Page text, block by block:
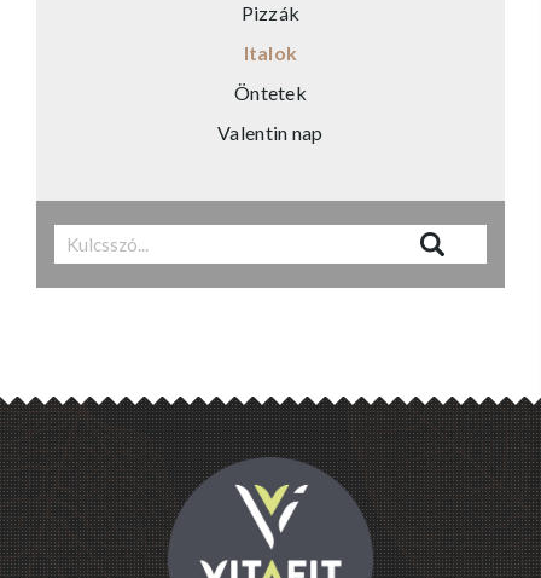
Pizzák
Italok
Öntetek
Valentin nap